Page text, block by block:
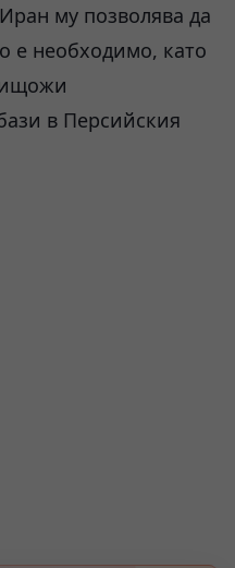
му позволява да
е необходимо, като
в Персийския